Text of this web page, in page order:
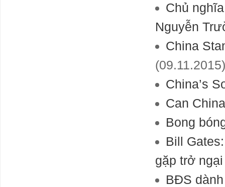
Chủ
Nguyễn
China
(09.11.2015)
China’s
Can
Bong
Bill
gặp trở
BĐS